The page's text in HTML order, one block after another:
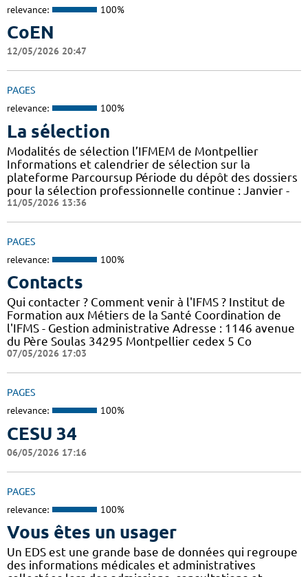
relevance: 100%
CoEN
12/05/2026 20:47
PAGES
relevance: 100%
La sélection
Modalités de sélection l’IFMEM de Montpellier
Informations et calendrier de sélection sur la
plateforme Parcoursup Période du dépôt des dossiers
pour la sélection professionnelle continue : Janvier -
11/05/2026 13:36
PAGES
relevance: 100%
Contacts
Qui contacter ? Comment venir à l'IFMS ? Institut de
Formation aux Métiers de la Santé Coordination de
l'IFMS - Gestion administrative Adresse : 1146 avenue
du Père Soulas 34295 Montpellier cedex 5 Co
07/05/2026 17:03
PAGES
relevance: 100%
CESU 34
06/05/2026 17:16
PAGES
relevance: 100%
Vous êtes un usager
Un EDS est une grande base de données qui regroupe
des informations médicales et administratives